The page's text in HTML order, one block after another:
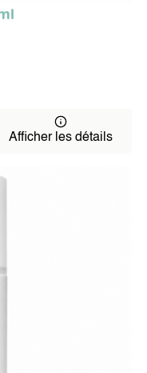
Afficher les détails